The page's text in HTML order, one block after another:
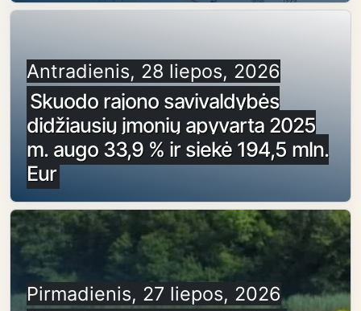
Antradienis, 28 liepos, 2026
Skuodo rajono savivaldybės
didžiausių įmonių apyvarta 2025
m. augo 33,9 % ir siekė 194,5 mln.
Eur
Pirmadienis, 27 liepos, 2026